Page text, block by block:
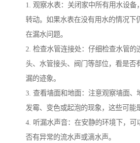
1. 观察水表：关闭家中所有用水设备
转动。如果水表在没有用水的情况下
在漏水问题。
2. 检查水管连接处：仔细检查水管的
头、水管接头、阀门等部位，看是否
漏的迹象。
3. 查看墙面和地面：注意观察墙面、
发霉、变色或起泡的现象，这些可能
4. 听漏水声音：在安静的环境下，可
否有异常的流水声或滴水声。